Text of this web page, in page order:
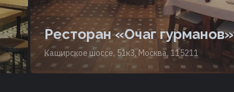
Ресторан «Очаг гурманов»
Каширское шоссе, 51к3, Москва, 115211